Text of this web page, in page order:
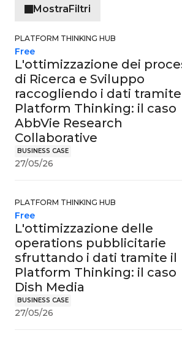
MostraFiltri
PLATFORM THINKING HUB
BUSINESS CASE
L'ottimizzazione dei
di Ricerca e Sviluppo
raccogliendo i dati
Platform Thinking: il caso
AbbVie Research
Collaborative
Free
27/05/26
PLATFORM THINKING HUB
BUSINESS CASE
L'ottimizzazione delle
operations pubblicitarie
sfruttando i dati tramite il
Platform Thinking: il caso
Dish Media
Free
27/05/26